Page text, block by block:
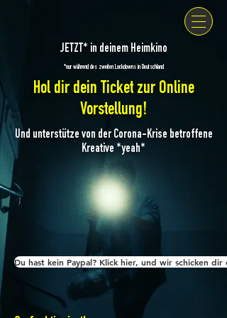
Hol dir dein Ticket zur Online
Vorstellung!
Und unterstütze von der Corona-Krise betroffene
Kreative *yeah*
JETZT* in deinem Heimkino
Du hast kein Paypal? Klick hier, und wir schicken
*nur während des zweiten Lockdowns in Deutschland